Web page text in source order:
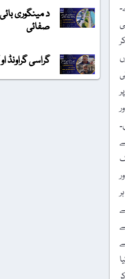
د مینگوری
صفائی
گراسی گراونڈ